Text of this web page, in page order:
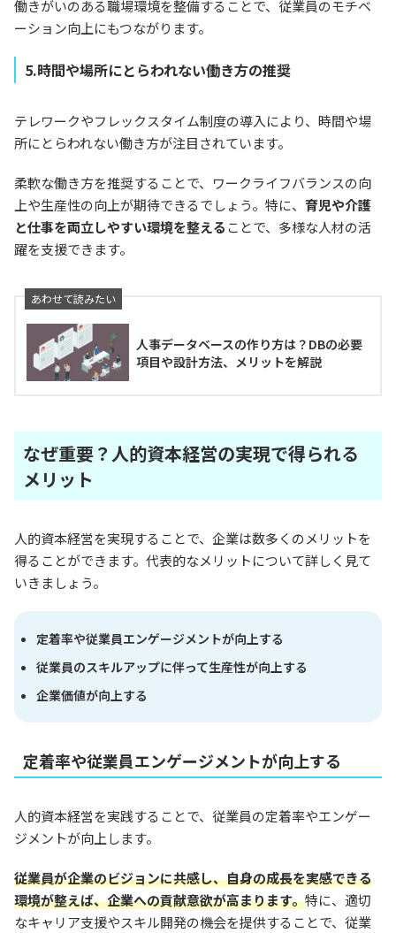
働きがいのある職場環境を整備することで、従業員のモチベ
ーション向上にもつながります。
5.時間や場所にとらわれない働き方の推奨
テレワークやフレックスタイム制度の導入により、時間や場
所にとらわれない働き方が注目されています。
柔軟な働き方を推奨することで、ワークライフバランスの向
上や生産性の向上が期待できるでしょう。特に、 育児や介護
と仕事を両立しやすい環境を整えることで、多様な人材の活
躍を支援できます。
人事データベースの作り方は？DBの必要
項目や設計方法、メリットを解説
なぜ重要？人的資本経営の実現で得られる
メリット
人的資本経営を実現することで、企業は数多くのメリットを
得ることができます。代表的なメリットについて詳しく見て
いきましょう。
定着率や従業員エンゲージメントが向上する
従業員のスキルアップに伴って生産性が向上する
企業価値が向上する
定着率や従業員エンゲージメントが向上する
人的資本経営を実践することで、従業員の定着率やエンゲー
ジメントが向上します。
従業員が企業のビジョンに共感し、自身の成長を実感できる
環境が整えば、企業への貢献意欲が高まります。特に、適切
なキャリア支援やスキル開発の機会を提供することで、従業